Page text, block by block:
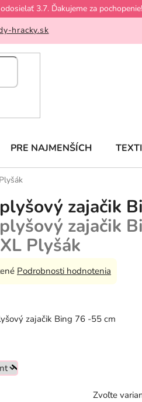
3.7. Ďakujeme za pochopenie!
hracky.sk
PRE NAJMENŠÍCH
zajačik
zajačik
Plyšák
Podrobnosti hodnotenia
zajačik Bing 76 -55 cm
Zvoľte